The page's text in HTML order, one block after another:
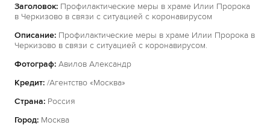
Заголовок: Профилактические меры в храме Илии Пророка
в Черкизово в связи с ситуацией с коронавирусом
Описание: Профилактические меры в храме Илии Пророка в
Черкизово в связи с ситуацией с коронавирусом.
Фотограф: Авилов Александр
Кредит: /Агентство «Москва»
Страна: Россия
Город: Москва